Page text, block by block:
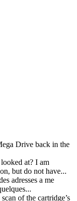
Drive back in the
at? I am
, but do not have...
adresses a me
.
of the cartridge’s